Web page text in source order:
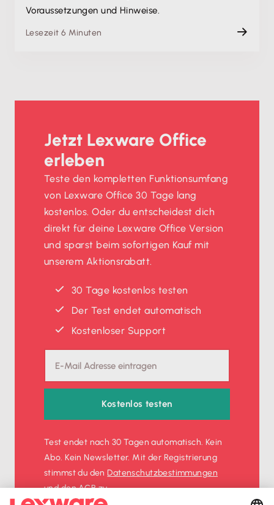
Voraussetzungen und Hinweise.
Lesezeit 6 Minuten
Jetzt Lexware Office
erleben
Teste den kompletten Funktionsumfang
von Lexware Office 30 Tage lang
kostenlos. Oder du entscheidest dich
direkt für deine Lexware Office Version
und sparst beim sofortigen Kauf mit
unserem Aktionsrabatt.
30 Tage kostenlos testen
Der Test endet automatisch
Kostenloser Support
Kostenlos testen
Test endet nach 30 Tagen automatisch. Kein
Abo. Kein Newsletter. Mit der Registrierung
stimmst du denDatenschutz­bestimmungen
und denAGBzu.